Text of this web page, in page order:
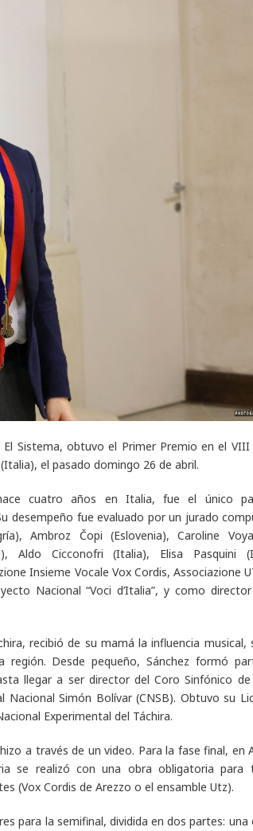
Sistema, obtuvo el Primer Premio en el VIII
el pasado domingo 26 de abril.
cuatro años en Italia, fue el único
desempeño fue evaluado por un jurado
Ambroz Čopi (Eslovenia), Caroline
Aldo Cicconofri (Italia), Elisa Pasquini
Insieme Vocale Vox Cordis, Associazione
Nacional “Voci d’Italia”, y como
recibió de su mamá la influencia musical,
Desde pequeño, Sánchez formó
llegar a ser director del Coro Sinfónico de
Simón Bolívar (CNSB). Obtuvo su
Experimental del Táchira.
a través de un video. Para la fase final, en
se realizó con una obra obligatoria para
(Vox Cordis de Arezzo o el ensamble Utz).
para la semifinal, dividida en dos partes: una